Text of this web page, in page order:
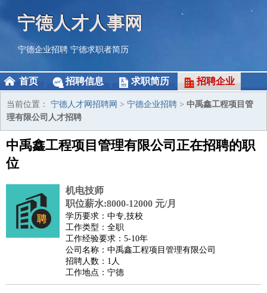
宁德人才人事网
宁德企业招聘 宁德求职者简历
首页 招聘信息 求职简历 招聘企业
当前位置： 宁德人才网招聘网 > 宁德企业招聘 > 中禹鑫工程项目管
理有限公司人才招聘
中禹鑫工程项目管理有限公司正在招聘的职
位
机电技师
职位薪水:8000-12000 元/月
学历要求：中专,技校
工作类型：全职
工作经验要求：5-10年
公司名称：中禹鑫工程项目管理有限公司
招聘人数：1人
工作地点：宁德